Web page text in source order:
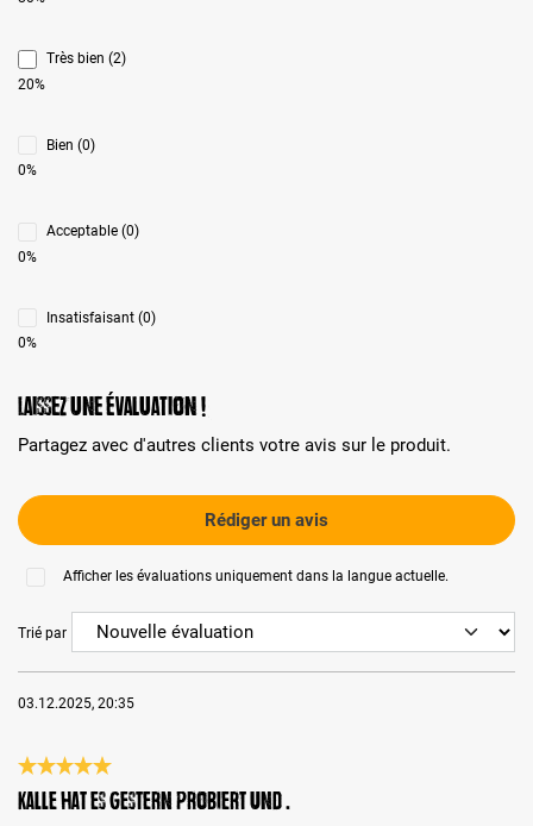
Très bien (2)
20%
Bien (0)
0%
Acceptable (0)
0%
Insatisfaisant (0)
0%
Laissez une évaluation !
Partagez avec d'autres clients votre avis sur le produit.
Rédiger un avis
Afficher les évaluations uniquement dans la langue actuelle.
Trié par
03.12.2025, 20:35
Évaluation avec une note de 5 sur 5 étoiles
Kalle hat es gestern probiert und ….